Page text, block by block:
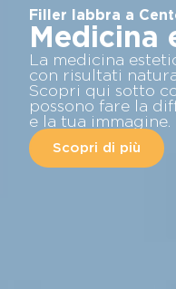
Filler labbra a
Medicina
La medicina
con risultati
Scopri qui sotto
possono fare la
e la tua immagine.
Scopri di più